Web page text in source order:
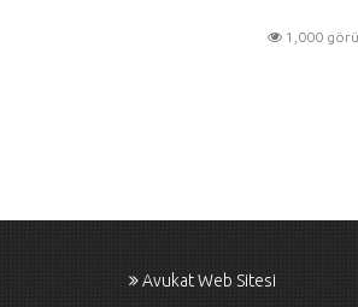
1,000
Avukat Web Sitesi